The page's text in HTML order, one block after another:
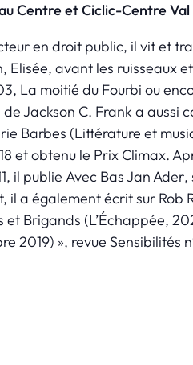
Centre et Ciclic-Centre
en droit public, il vit et
Elisée, avant les ruisseaux
, La moitié du Fourbi ou
Jackson C. Frank a aussi
Barbes (Littérature et
et obtenu le Prix Climax.
il publie Avec Bas Jan Ader,
il a également écrit sur Rob
et Brigands (L’Échappée,
2019) », revue Sensibilités